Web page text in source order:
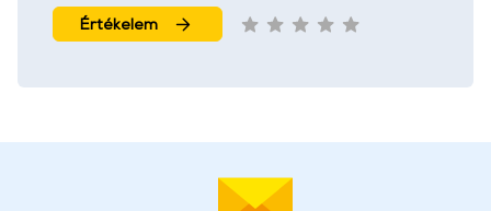
Értékelem